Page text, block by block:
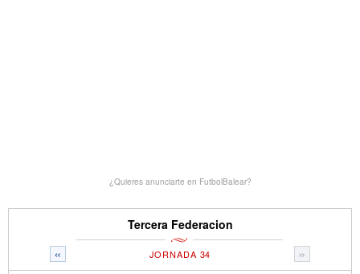
¿Quieres anunciarte en FutbolBalear?
Tercera Federacion
« »
JORNADA 34